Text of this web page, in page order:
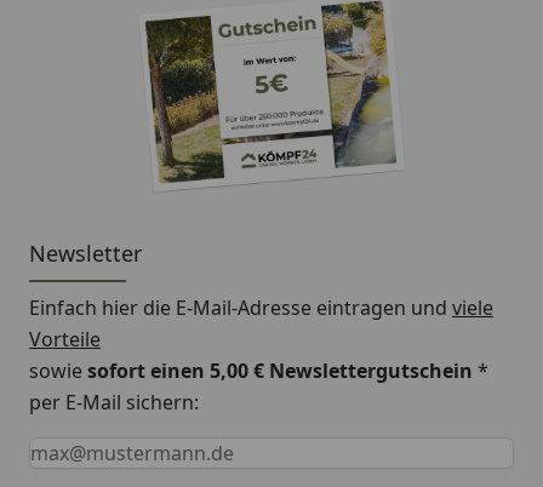
Newsletter
Einfach hier die E-Mail-Adresse eintragen und viele
Vorteile
sowiesofort einen 5,00 € Newslettergutschein *
per E-Mail sichern:
Keine Eingabe erforderlich
Eingabe erforderlich
E-Mail *